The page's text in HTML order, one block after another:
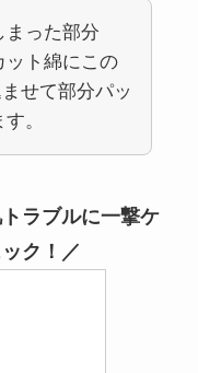
まった部分
ット綿にこの
せて部分パッ
。
ラブルに一撃ケ
ク！／